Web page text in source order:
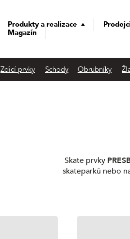
Produkty a realizace
Magazín
Zdicí prvky Schody Obrubníky
Skate prvky
skateparků nebo